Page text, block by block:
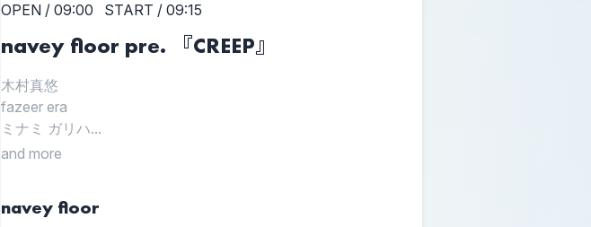
OPEN / 09:00 START / 09:15
navey floor pre. 『CREEP』
木村真悠
fazeer era
ミナミ ガリハ...
and more
navey floor